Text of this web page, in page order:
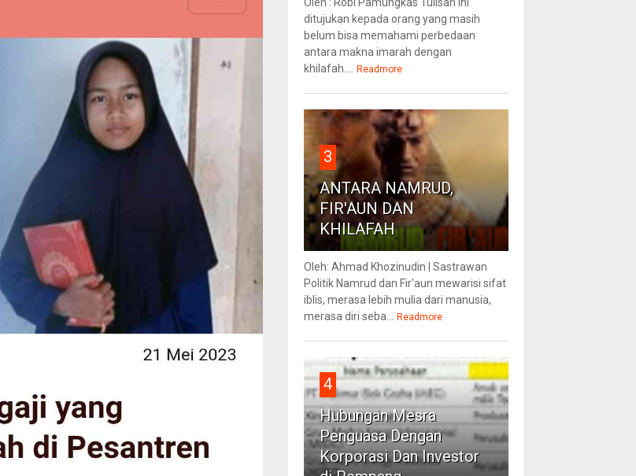
ditujukan kepada orang yang masih
belum bisa memahami perbedaan
antara makna imarah dengan
khilafah....
Readmore
3
ANTARA NAMRUD,
FIR'AUN DAN
KHILAFAH
Oleh: Ahmad Khozinudin | Sastrawan
Politik Namrud dan Fir'aun mewarisi sifat
iblis, merasa lebih mulia dari manusia,
merasa diri seba...
Readmore
4
Hubungan Mesra
Penguasa Dengan
Korporasi Dan Investor